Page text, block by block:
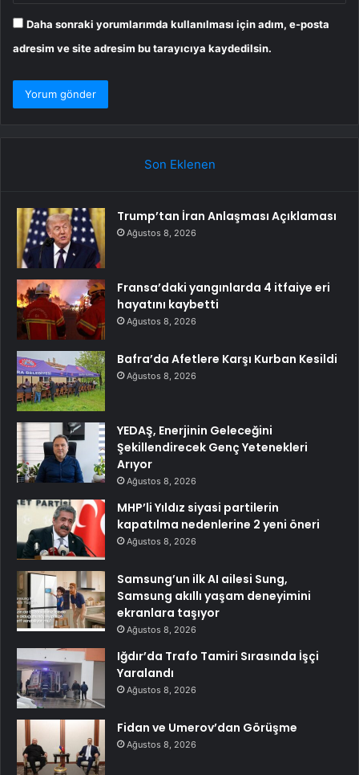
Daha sonraki yorumlarımda kullanılması için adım, e-posta
adresim ve site adresim bu tarayıcıya kaydedilsin.
Son Eklenen
Trump’tan İran Anlaşması Açıklaması
Ağustos 8, 2026
Fransa’daki yangınlarda 4 itfaiye eri
hayatını kaybetti
Ağustos 8, 2026
Bafra’da Afetlere Karşı Kurban Kesildi
Ağustos 8, 2026
YEDAŞ, Enerjinin Geleceğini
Şekillendirecek Genç Yetenekleri
Arıyor
Ağustos 8, 2026
MHP’li Yıldız siyasi partilerin
kapatılma nedenlerine 2 yeni öneri
Ağustos 8, 2026
Samsung’un ilk AI ailesi Sung,
Samsung akıllı yaşam deneyimini
ekranlara taşıyor
Ağustos 8, 2026
Iğdır’da Trafo Tamiri Sırasında İşçi
Yaralandı
Ağustos 8, 2026
Fidan ve Umerov’dan Görüşme
Ağustos 8, 2026